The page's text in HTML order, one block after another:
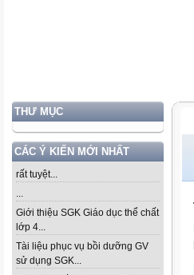
THƯ MỤC
CÁC Ý KIẾN MỚI NHẤT
rất tuyệt...
...
Giới thiệu SGK Giáo dục thể chất
lớp 4...
Tài liệu phục vụ bồi dưỡng GV
sử dụng SGK...